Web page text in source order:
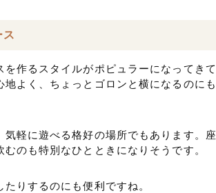
ス
作るスタイルがポピュラーになってきて
よく、ちょっとゴロンと横になるのにも
軽に遊べる格好の場所でもあります。座
のも特別なひとときになりそうです。
りするのにも便利ですね。